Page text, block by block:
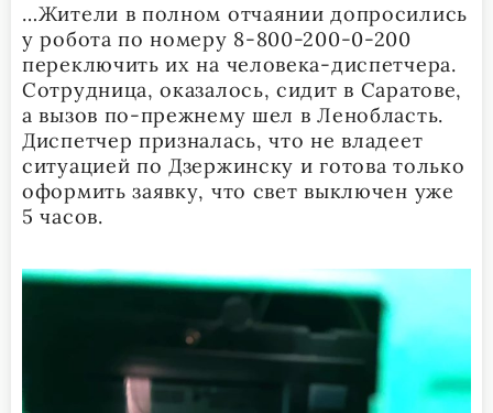
…Жители в полном отчаянии допросились
у робота по номеру 8-800-200-0-200
переключить их на человека-диспетчера.
Сотрудница, оказалось, сидит в Саратове,
а вызов по-прежнему шел в Ленобласть.
Диспетчер призналась, что не владеет
ситуацией по Дзержинску и готова только
оформить заявку, что свет выключен уже
5 часов.